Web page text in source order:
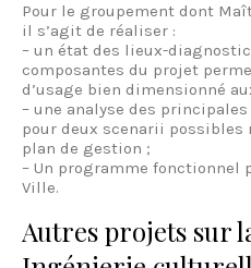
Pour le groupement dont
il s’agit de réaliser :
– un état des lieux-
composantes du projet
d’usage bien dimensionné
– une analyse des
pour deux scenarii possibles
plan de gestion ;
– Un programme fonctionnel
Ville.
Autres projets sur